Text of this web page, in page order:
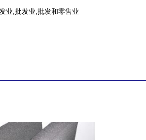
业,批发业,批发和零售业